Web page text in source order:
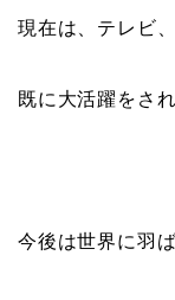
現在は、テレビ
既に大活躍をさ
今後は世界に羽